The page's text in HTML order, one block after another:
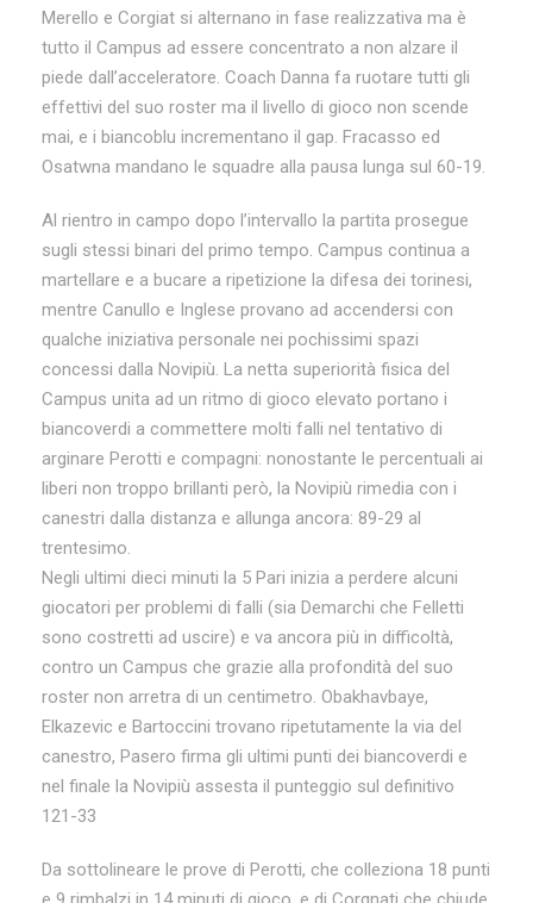
Merello e Corgiat si alternano in fase realizzativa ma è
tutto il Campus ad essere concentrato a non alzare il
piede dall’acceleratore. Coach Danna fa ruotare tutti gli
effettivi del suo roster ma il livello di gioco non scende
mai, e i biancoblu incrementano il gap. Fracasso ed
Osatwna mandano le squadre alla pausa lunga sul 60-19.
Al rientro in campo dopo l’intervallo la partita prosegue
sugli stessi binari del primo tempo. Campus continua a
martellare e a bucare a ripetizione la difesa dei torinesi,
mentre Canullo e Inglese provano ad accendersi con
qualche iniziativa personale nei pochissimi spazi
concessi dalla Novipiù. La netta superiorità fisica del
Campus unita ad un ritmo di gioco elevato portano i
biancoverdi a commettere molti falli nel tentativo di
arginare Perotti e compagni: nonostante le percentuali ai
liberi non troppo brillanti però, la Novipiù rimedia con i
canestri dalla distanza e allunga ancora: 89-29 al
trentesimo.
Negli ultimi dieci minuti la 5 Pari inizia a perdere alcuni
giocatori per problemi di falli (sia Demarchi che Felletti
sono costretti ad uscire) e va ancora più in difficoltà,
contro un Campus che grazie alla profondità del suo
roster non arretra di un centimetro. Obakhavbaye,
Elkazevic e Bartoccini trovano ripetutamente la via del
canestro, Pasero firma gli ultimi punti dei biancoverdi e
nel finale la Novipiù assesta il punteggio sul definitivo
121-33
Da sottolineare le prove di Perotti, che colleziona 18 punti